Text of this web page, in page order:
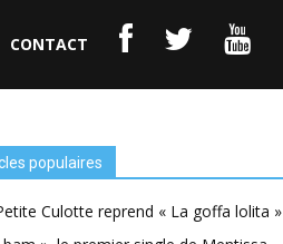
CONTACT
populaires
Culotte reprend « La goffa lolita »